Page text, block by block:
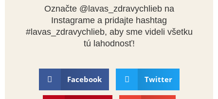
Označte @lavas_zdravychlieb na
Instagrame a pridajte hashtag
#lavas_zdravychlieb, aby sme videli všetku
tú lahodnosť!
Facebook Twitter